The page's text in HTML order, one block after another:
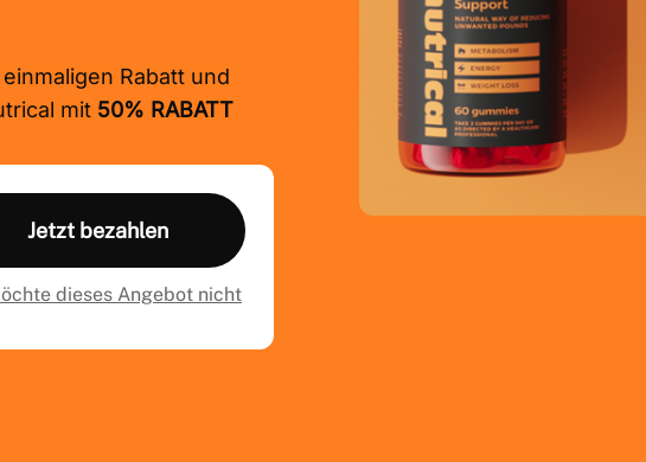
Rabatt und
mit 50% RABATT
Jetzt bezahlen
dieses Angebot nicht